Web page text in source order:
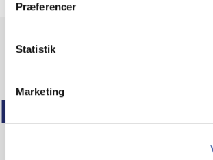
Præferencer
Statistik
Marketing